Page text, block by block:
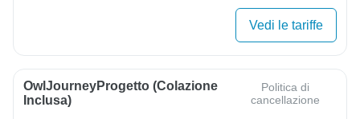
Vedi le tariffe
OwlJourneyProgetto (colazione
Inclusa)
Politica di
cancellazione